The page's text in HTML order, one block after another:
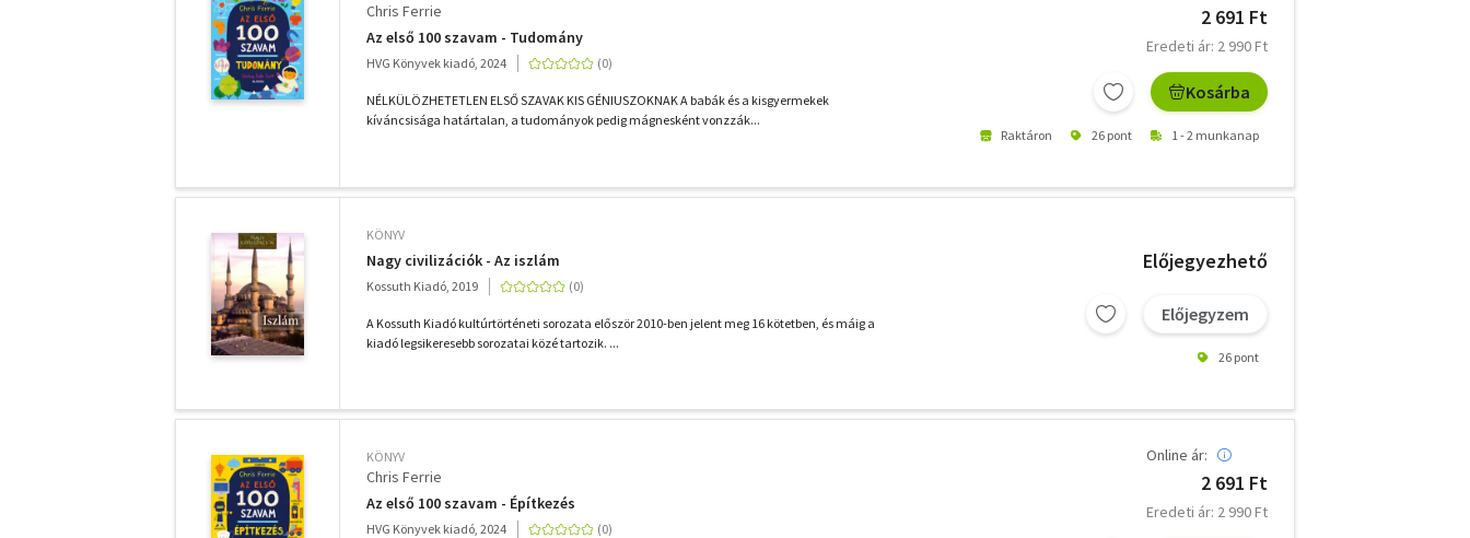
Chris Ferrie
Az első 100 szavam - Tudomány
HVG Könyvek kiadó, 2024
NÉLKÜLÖZHETETLEN ELSŐ SZAVAK KIS GÉNIUSZOKNAK A babák és a kisgyermekek
kíváncsisága határtalan, a tudományok pedig mágnesként vonzzák...
2 691 Ft
Eredeti ár: 2 990 Ft
Kosárba
Raktáron 26 pont 1 - 2 munkanap
KÖNYV
Nagy civilizációk - Az iszlám
Kossuth Kiadó, 2019
A Kossuth Kiadó kultúrtörténeti sorozata először 2010-ben jelent meg 16 kötetben, és máig a
kiadó legsikeresebb sorozatai közé tartozik. ...
Előjegyezhető
Előjegyzem
26 pont
KÖNYV
Chris Ferrie
Az első 100 szavam - Építkezés
HVG Könyvek kiadó, 2024
Online ár:
2 691 Ft
Eredeti ár: 2 990 Ft